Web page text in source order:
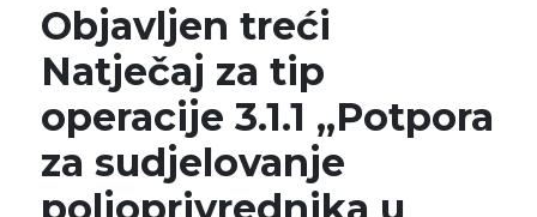
Objavljen treći
Natječaj za tip
operacije 3.1.1 „Potpora
za sudjelovanje
poljoprivrednika u